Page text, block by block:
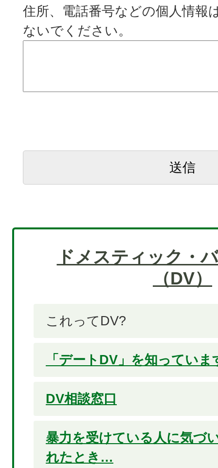
住所、電話番号などの個人情報
ないでください。
ドメスティック・
（DV）
これってDV?
「デートDV」を知っていま
DV相談窓口
暴力を受けている人に気づ
れたとき…